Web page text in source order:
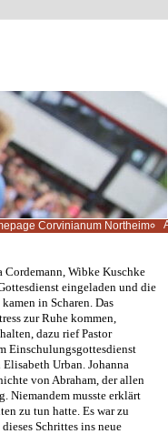
Corvinianum Northeim
Wibke Kuschke
eingeladen und die
in Scharen. Das
zur Ruhe kommen,
dazu rief Pastor
Einschulungsgottesdienst
Urban. Johanna
von Abraham, der allen
Niemandem musste erklärt
zu tun hatte. Es war zu
Schrittes ins neue